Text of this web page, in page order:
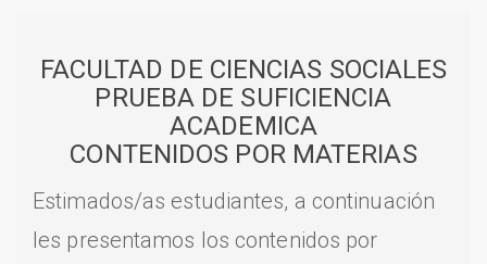
FACULTAD DE CIENCIAS SOCIALES
PRUEBA DE SUFICIENCIA
ACADEMICA
CONTENIDOS POR MATERIAS
Estimados/as estudiantes, a continuación
les presentamos los contenidos por